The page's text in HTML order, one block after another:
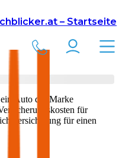
– Startseite
Volkswagen
Taigo
Auto der Marke
für
für einen